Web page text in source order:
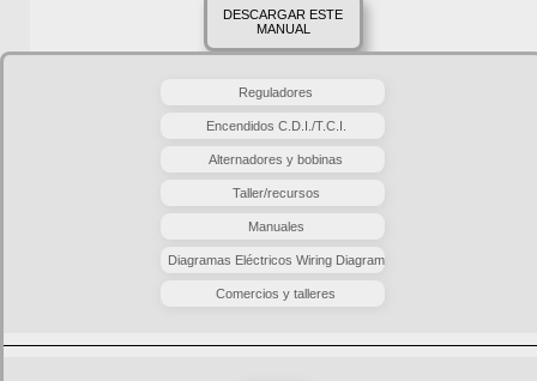
DESCARGAR ESTE
MANUAL
Reguladores
Encendidos C.D.I./T.C.I.
Alternadores y bobinas
Taller/recursos
Manuales
Diagramas Eléctricos Wiring Diagram
Comercios y talleres